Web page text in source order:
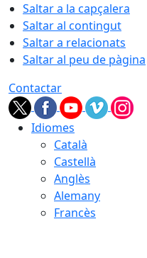
Saltar a la capçalera
Saltar al contingut
Saltar a relacionats
Saltar al peu de pàgina
Contactar
Idiomes
Català
Castellà
Anglès
Alemany
Francès